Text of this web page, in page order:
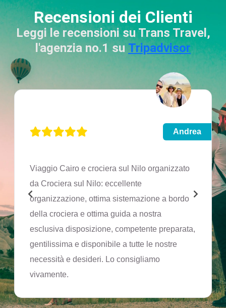
Recensioni dei Clienti
Leggi le recensioni su Trans Travel,
l'agenzia no.1 suTripadvisor
Andrea
Viaggio Cairo e crociera sul Nilo organizzato
da Crociera sul Nilo: eccellente
organizzazione, ottima sistemazione a bordo
della crociera e ottima guida a nostra
esclusiva disposizione, competente preparata,
gentilissima e disponibile a tutte le nostre
necessità e desideri. Lo consigliamo
vivamente.